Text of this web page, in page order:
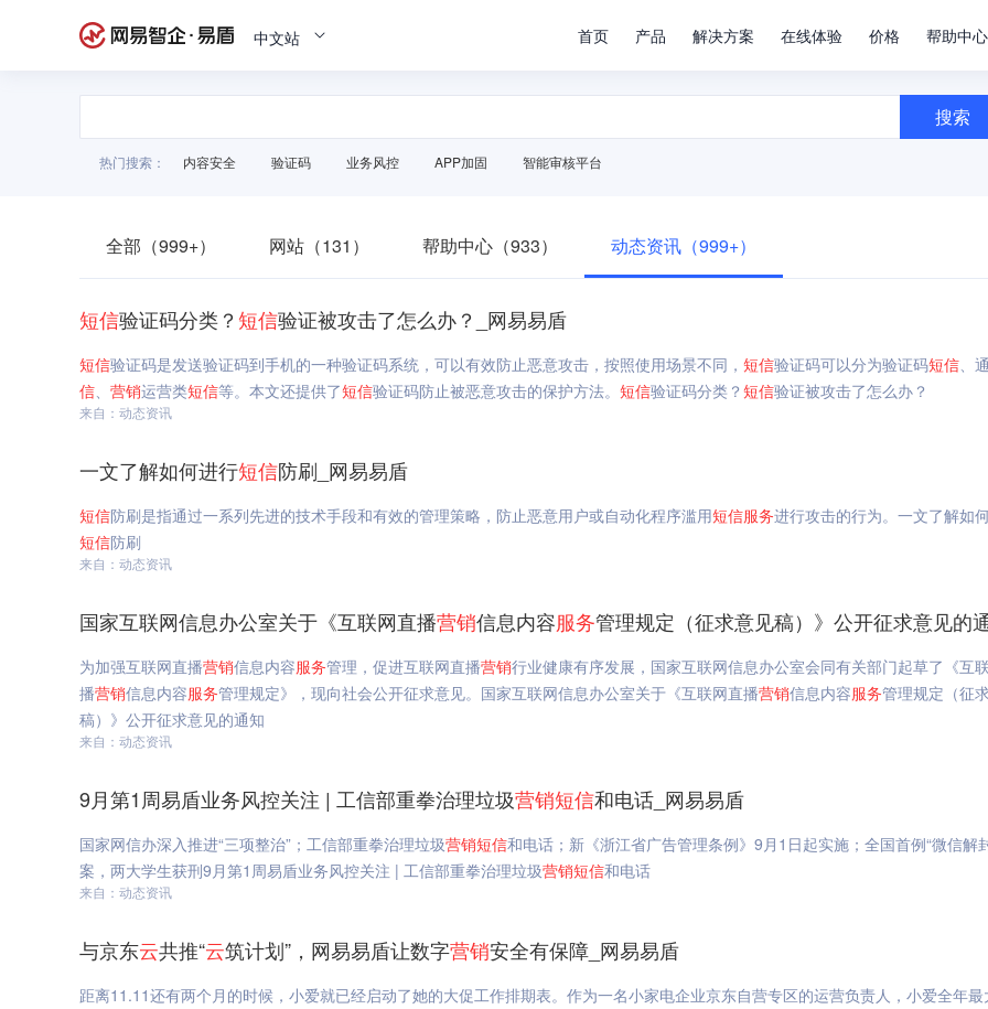
中文站 首页 产品 解决方案 在线体验 价格 帮助中心
搜索
热门搜索： 内容安全 验证码 业务风控 APP加固 智能审核平台
全部（999+） 网站（131） 帮助中心（933） 动态资讯（999+）
短信验证码分类？短信验证被攻击了怎么办？_网易易盾
短信验证码是发送验证码到手机的一种验证码系统，可以有效防止恶意攻击，按照使用场景不同， 短信验证码可以分为验证码短信、
信、 营销运营类短信等。本文还提供了短信验证码防止被恶意攻击的保护方法。 短信验证码分类？ 短信验证被攻击了怎么办？
来自：动态资讯
一文了解如何进行短信防刷_网易易盾
短信防刷是指通过一系列先进的技术手段和有效的管理策略，防止恶意用户或自动化程序滥用短信服务进行攻击的行为。一文了解如
短信防刷
来自：动态资讯
国家互联网信息办公室关于《互联网直播营销信息内容服务管理规定（征求意见稿）》公开征求意见的通知_网易
为加强互联网直播营销信息内容服务管理，促进互联网直播营销行业健康有序发展，国家互联网信息办公室会同有关部门起草了《互
播营销信息内容服务管理规定》，现向社会公开征求意见。国家互联网信息办公室关于《互联网直播营销信息内容服务管理规定（征
稿）》公开征求意见的通知
来自：动态资讯
9月第1周易盾业务风控关注 | 工信部重拳治理垃圾营销短信和电话_网易易盾
国家网信办深入推进“三项整治”；工信部重拳治理垃圾营销短信和电话；新《浙江省广告管理条例》9月1日起实施；全国首例“微信解
案，两大学生获刑9月第1周易盾业务风控关注 | 工信部重拳治理垃圾营销短信和电话
来自：动态资讯
与京东云共推“云筑计划”，网易易盾让数字营销安全有保障_网易易盾
距离11.11还有两个月的时候，小爱就已经启动了她的大促工作排期表。作为一名小家电企业京东自营专区的运营负责人，小爱全年